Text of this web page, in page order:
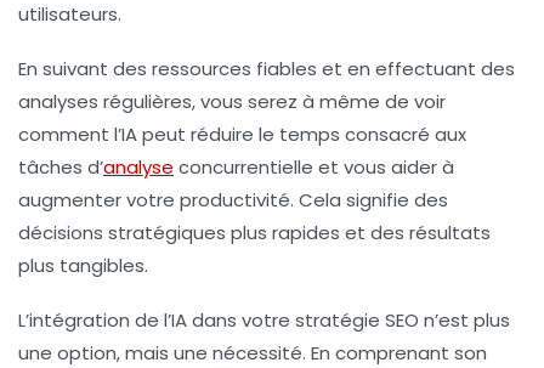
utilisateurs.
En suivant des ressources fiables et en effectuant des
analyses régulières, vous serez à même de voir
comment l’IA peut réduire le temps consacré aux
tâches d’analyse concurrentielle et vous aider à
augmenter votre productivité. Cela signifie des
décisions stratégiques plus rapides et des résultats
plus tangibles.
L’intégration de l’IA dans votre stratégie SEO n’est plus
une option, mais une nécessité. En comprenant son